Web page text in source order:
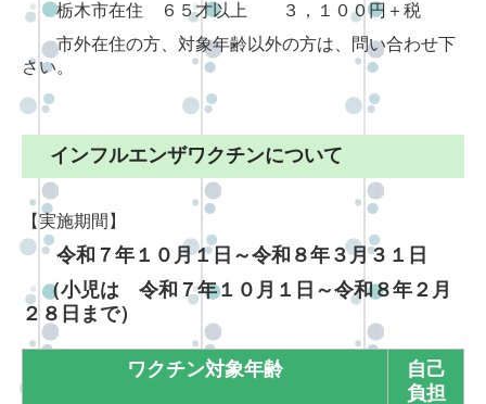
栃木市在住 ６５才以上 ３，１００円＋税
市外在住の方、対象年齢以外の方は、問い合わせ下
さい。
インフルエンザワクチンについて
【実施期間】
令和７年１０月１日～令和８年３月３１日
（小児は 令和７年１０月１日～令和８年２月
２８日まで）
ワクチン対象年齢
自己
負担